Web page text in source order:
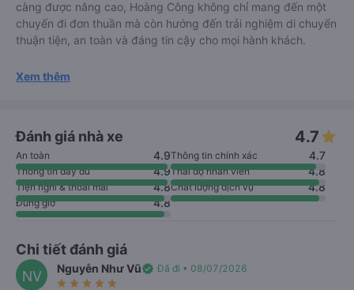
càng được nâng cao, Hoàng Công không chỉ mang đến một
chuyến đi đơn thuần mà còn hướng đến trải nghiệm di chuyển
thuận tiện, an toàn và đáng tin cậy cho mọi hành khách.
Xem thêm
Đánh giá nhà xe 4.7
An toàn 4.9Thông tin chính xác 4.7
Thông tin đầy đủ 4.9Thái độ nhân viên 4.8
Tiện nghi & thoải mái 4.8Chất lượng dịch vụ 4.8
Đúng giờ 4.8
Chi tiết đánh giá
NV Nguyễn Như Vũverified Đã đi • 08/07/2026
star_rate star_rate star_rate star_rate star_rate